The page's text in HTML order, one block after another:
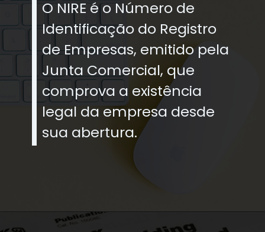
O NIRE é o Número de
Identificação do Registro
de Empresas, emitido pela
Junta Comercial, que
comprova a existência
legal da empresa desde
sua abertura.